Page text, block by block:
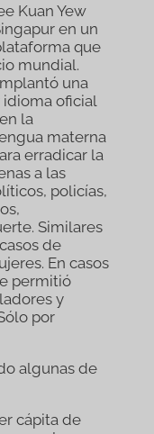
Kuan Yew
en un
que
mundial.
una
oficial
la
materna
erradicar la
a las
policías,
Similares
de
En casos
permitió
y
por
algunas de
cápita de